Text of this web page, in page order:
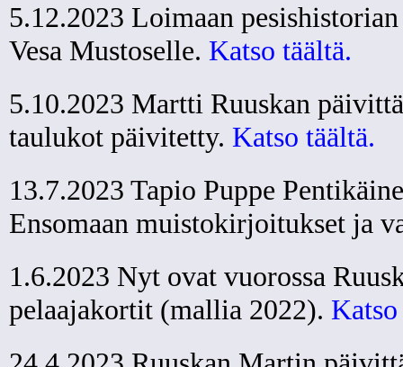
5.12.2023 Loimaan
Vesa Mustoselle. Katso täältä.
5.10.2023 Martti Ruuskan
taulukot päivitetty. Katso täältä.
13.7.2023 Tapio Puppe
Ensomaan muistokirjoitukset ja
1.6.2023 Nyt ovat vuorossa
pelaajakortit (mallia 2022).